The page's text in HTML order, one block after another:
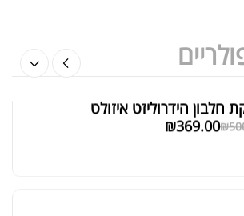
חלבון הידרוליזט איזולט
₪
₪369.00